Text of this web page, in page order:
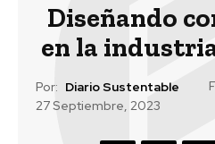
Diseñando
en la
Por: Diario Sustentable
27 Septiembre, 2023